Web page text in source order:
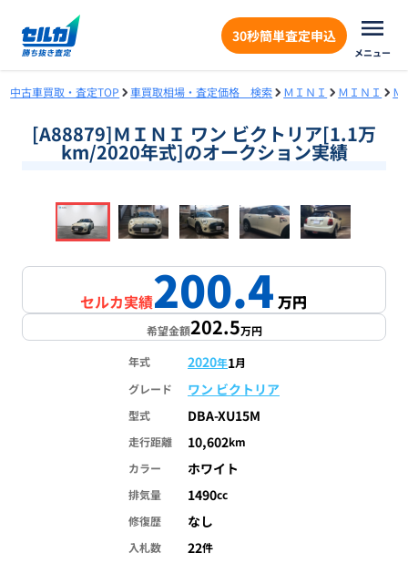
30秒簡単査定申込
メニュー
中古車買取・査定TOP 車買取相場・査定価格 検索 ＭＩＮＩ ＭＩＮＩ Ｍ
[A88879]ＭＩＮＩ ワン ビクトリア[1.1万
km/2020年式]のオークション実績
1/18
セルカ実績200.4万円
希望金額202.5万円
年式 2020年1月
グレード
ワン ビクトリア
型式 DBA-XU15M
走行距離 10,602km
カラー
ホワイト
排気量 1490cc
修復歴
なし
入札数 22件